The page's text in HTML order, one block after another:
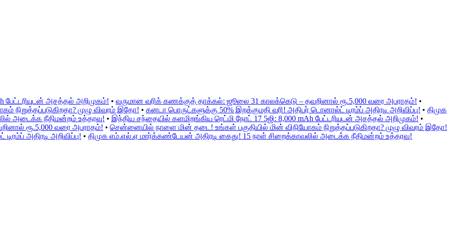
பேட்டரியுடன் அசத்தல் அறிமுகம்! • வருமான வரிக் கணக்குத் தாக்கல்: ஜூலை 31 காலக்கெடு – தவறினால் ரூ.5,000 வரை அபராதம்! •
நிறுத்தப்படுகிறதா? முழு விவரம் இதோ! • கனடா பொருட்களுக்கு 50% இறக்குமதி வரி! அதிபர் டொனால்ட் டிரம்ப் அதிரடி அறிவிப்பு! • திமுக
அடைக்க நீதிமன்றம் உத்தரவு! • இந்திய சந்தையில் களமிறங்கிய ரெட்மி நோட் 17 5ஜி: 8,000 mAh பேட்டரியுடன் அசத்தல் அறிமுகம்! •
ரூ.5,000 வரை அபராதம்! • சென்னையில் நாளை மின் தடை! உங்கள் பகுதியில் மின் விநியோகம் நிறுத்தப்படுகிறதா? முழு விவரம் இதோ!
அதிரடி அறிவிப்பு! • திமுக எம்.எல்.ஏ மார்க்கண்டேயன் அதிரடி கைது! 15 நாள் சிறைக்காவலில் அடைக்க நீதிமன்றம் உத்தரவு!